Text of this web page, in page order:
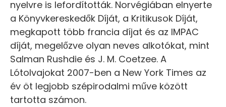
nyelvre is lefordították. Norvégiában elnyerte
a Könyvkereskedők Díját, a Kritikusok Díját,
megkapott több francia díjat és az IMPAC
díját, megelőzve olyan neves alkotókat, mint
Salman Rushdie és J. M. Coetzee. A
Lótolvajokat 2007-ben a New York Times az
év öt legjobb szépirodalmi műve között
tartotta számon.